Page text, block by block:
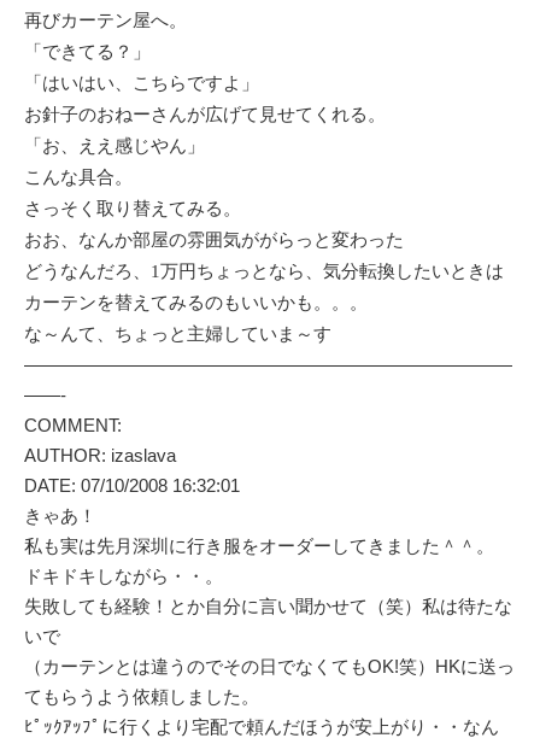
再びカーテン屋へ。
「できてる？」
「はいはい、こちらですよ」
お針子のおねーさんが広げて見せてくれる。
「お、ええ感じやん」
こんな具合。
さっそく取り替えてみる。
おお、なんか部屋の雰囲気ががらっと変わった
どうなんだろ、1万円ちょっとなら、気分転換したいときは
カーテンを替えてみるのもいいかも。。。
な～んて、ちょっと主婦していま～す
———————————————————————————
——-
COMMENT:
AUTHOR: izaslava
DATE: 07/10/2008 16:32:01
きゃあ！
私も実は先月深圳に行き服をオーダーしてきました＾＾。
ドキドキしながら・・。
失敗しても経験！とか自分に言い聞かせて（笑）私は待たな
いで
（カーテンとは違うのでその日でなくてもOK!笑）HKに送っ
てもらうよう依頼しました。
ﾋﾟｯｸｱｯﾌﾟに行くより宅配で頼んだほうが安上がり・・なん